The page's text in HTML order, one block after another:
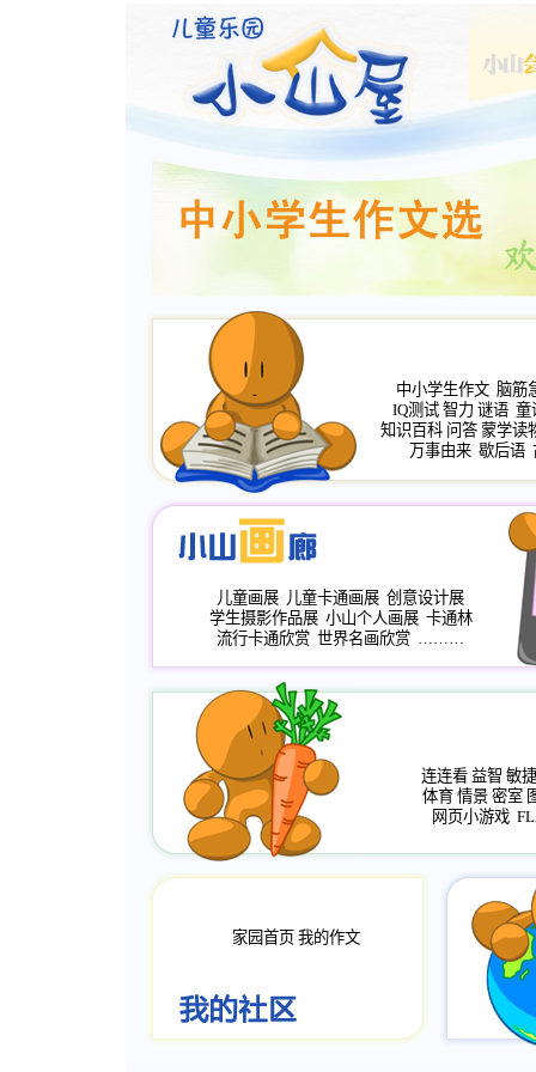
中小学生作文 脑筋
IQ测试 智力 谜语 童
知识百科 问答 蒙学读
万事由来 歇后语
儿童画展 儿童卡通画展 创意设计展
学生摄影作品展 小山个人画展 卡通林
流行卡通欣赏 世界名画欣赏 ………
连连看 益智 敏捷
体育 情景 密室
网页小游戏
家园首页 我的作文